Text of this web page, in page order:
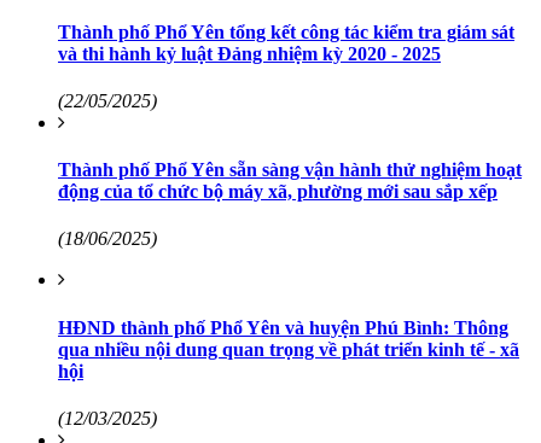
Thành phố Phổ Yên tổng kết công tác kiểm tra giám sát
và thi hành kỷ luật Đảng nhiệm kỳ 2020 - 2025
(22/05/2025)
Thành phố Phổ Yên sẵn sàng vận hành thử nghiệm hoạt
động của tổ chức bộ máy xã, phường mới sau sắp xếp
(18/06/2025)
HĐND thành phố Phổ Yên và huyện Phú Bình: Thông
qua nhiều nội dung quan trọng về phát triển kinh tế - xã
hội
(12/03/2025)